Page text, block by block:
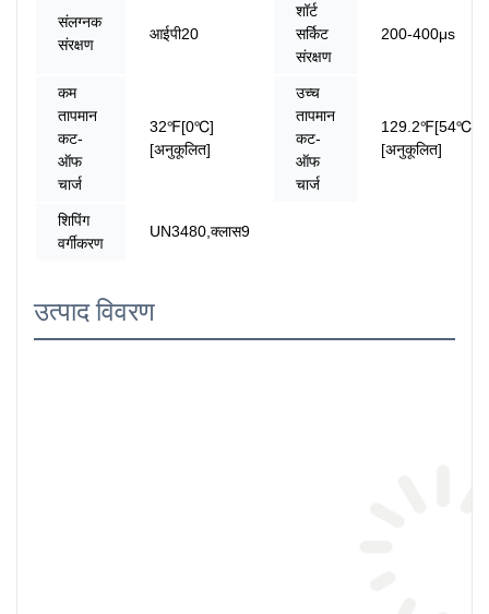
संलग्नक
संरक्षण
आईपी20
शॉर्ट
सर्किट
संरक्षण
200-400μs
कम
तापमान
कट-
ऑफ
चार्ज
32℉[0℃]
[अनुकूलित]
उच्च
तापमान
कट-
ऑफ
चार्ज
129.2℉[54℃]
[अनुकूलित]
शिपिंग
वर्गीकरण
UN3480,क्लास9
उत्पाद विवरण